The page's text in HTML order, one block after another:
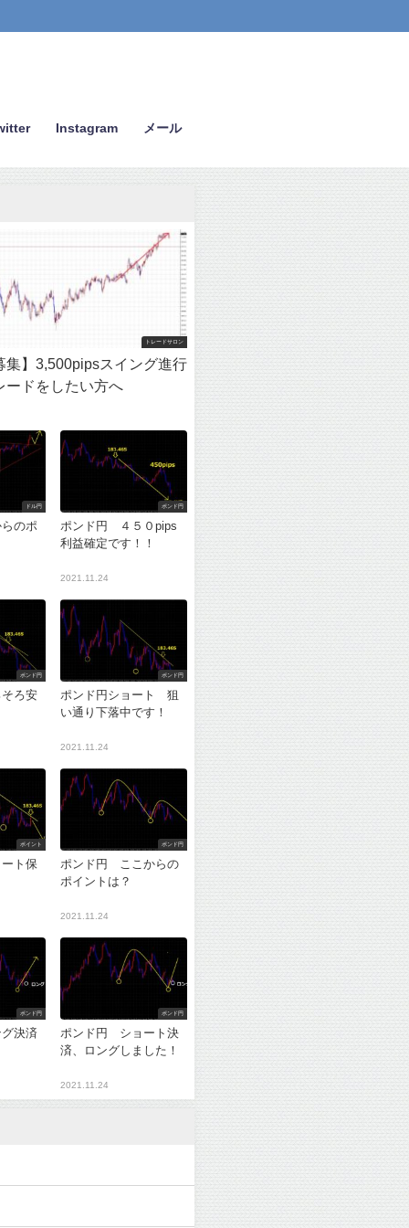
Instagram メール
トレードサロン
集】3,500pipsスイング進行
ードをしたい方へ
ドル円
のポ
ポンド円
ポンド円 ４５０pips
利益確定です！！
2021.11.24
ポンド円
ろ安
ポンド円
ポンド円ショート 狙
い通り下落中です！
2021.11.24
ポイント
ト保
ポンド円
ポンド円 ここからの
ポイントは？
2021.11.24
ポンド円
決済
ポンド円
ポンド円 ショート決
済、ロングしました！
2021.11.24